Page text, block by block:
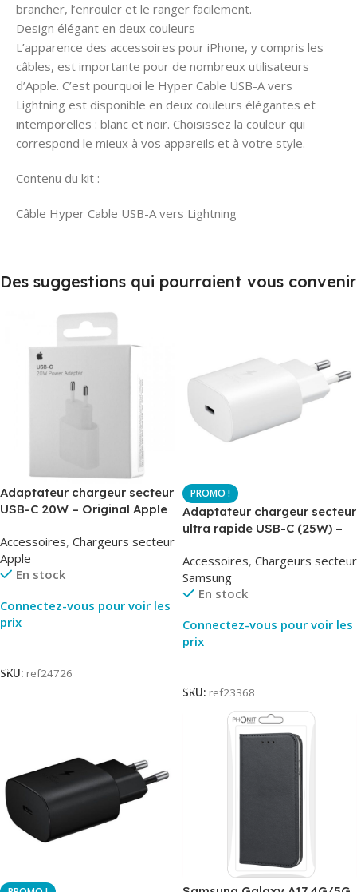
brancher, l’enrouler et le ranger facilement.
Design élégant en deux couleurs
L’apparence des accessoires pour iPhone, y compris les
câbles, est importante pour de nombreux utilisateurs
d’Apple. C’est pourquoi le Hyper Cable USB-A vers
Lightning est disponible en deux couleurs élégantes et
intemporelles : blanc et noir. Choisissez la couleur qui
correspond le mieux à vos appareils et à votre style.
Contenu du kit :
Câble Hyper Cable USB-A vers Lightning
Des suggestions qui pourraient vous convenir
Adaptateur chargeur secteur
USB-C 20W – Original Apple
Original
Accessoires, Chargeurs secteur
Apple
En stock
Connectez-vous pour voir les
prix
SKU: ref24726
Adaptateur chargeur secteur
ultra rapide USB-C (25W) –
EP-TA800
Accessoires, Chargeurs secteur
Samsung
En stock
Connectez-vous pour voir les
prix
SKU: ref23368